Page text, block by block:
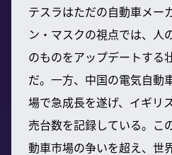
テスラはただの自動車メー
ン・マスクの視点では、人
のものをアップデートする
だ。一方、中国の電気自動
場で急成長を遂げ、イギリ
売台数を記録している。こ
動車市場の争いを超え、世